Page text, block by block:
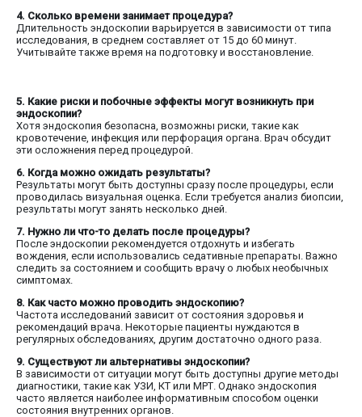
4. Сколько времени занимает процедура?
Длительность эндоскопии варьируется в зависимости от типа
исследования, в среднем составляет от 15 до 60 минут.
Учитывайте также время на подготовку и восстановление.
5. Какие риски и побочные эффекты могут возникнуть при
эндоскопии?
Хотя эндоскопия безопасна, возможны риски, такие как
кровотечение, инфекция или перфорация органа. Врач обсудит
эти осложнения перед процедурой.
6. Когда можно ожидать результаты?
Результаты могут быть доступны сразу после процедуры, если
проводилась визуальная оценка. Если требуется анализ биопсии,
результаты могут занять несколько дней.
7. Нужно ли что-то делать после процедуры?
После эндоскопии рекомендуется отдохнуть и избегать
вождения, если использовались седативные препараты. Важно
следить за состоянием и сообщить врачу о любых необычных
симптомах.
8. Как часто можно проводить эндоскопию?
Частота исследований зависит от состояния здоровья и
рекомендаций врача. Некоторые пациенты нуждаются в
регулярных обследованиях, другим достаточно одного раза.
9. Существуют ли альтернативы эндоскопии?
В зависимости от ситуации могут быть доступны другие методы
диагностики, такие как УЗИ, КТ или МРТ. Однако эндоскопия
часто является наиболее информативным способом оценки
состояния внутренних органов.